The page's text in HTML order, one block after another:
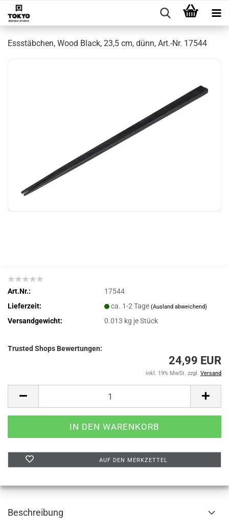
Essstäbchen, Wood Black, 23,5 cm, dünn, Art.-Nr. 17544
Art.Nr.:
17544
Lieferzeit:
ca. 1-2 Tage(Ausland abweichend)
Versandgewicht: 0.013 kg je Stück
Trusted Shops Bewertungen:
24,99 EUR
inkl. 19% MwSt. zzgl. Versand
AUF DEN MERKZETTEL
Beschreibung